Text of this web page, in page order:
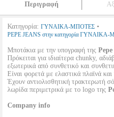
Περιγραφή
Κατηγορία: ΓΥΝΑΙΚΑ-ΜΠΟΤΕΣ •
PEPE JEANS στην κατηγορία
Μποτάκια με την υπογραφή της Pepe
Πρόκειται για ιδιαίτερα chunky,
εξωτερικά από συνθετικό και
Είναι φορετά με ελαστικά πλαϊνά
Έχουν αντιολισθητική τρακτερωτή
λωρίδα περιμετρικά με το logo της
Company info